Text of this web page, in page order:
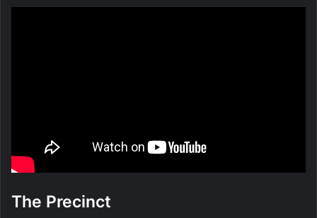
The Precinct